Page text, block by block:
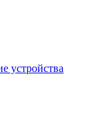
устройства